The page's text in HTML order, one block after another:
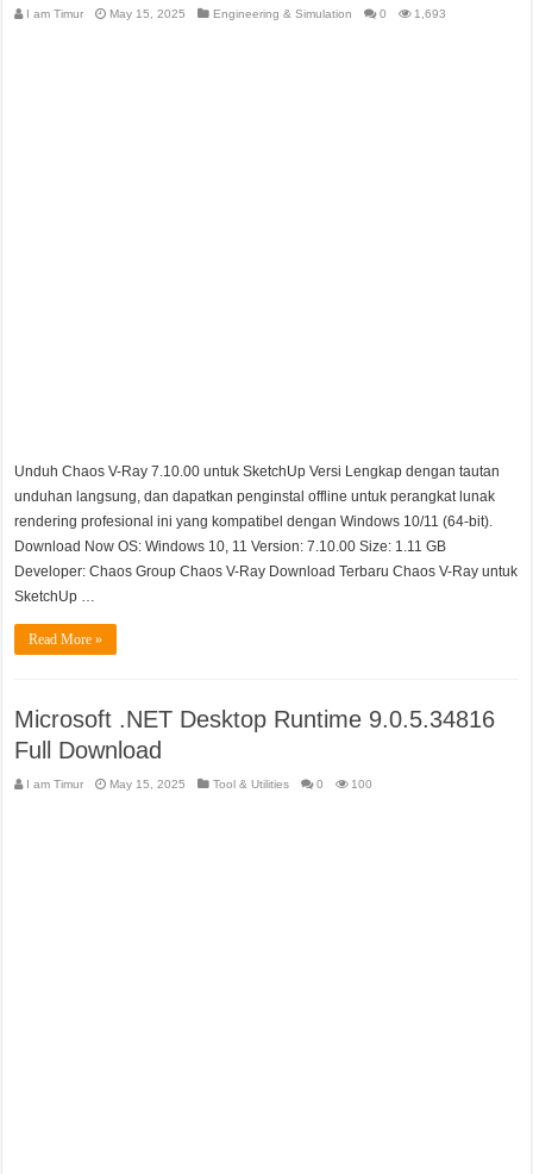
I am Timur May 15, 2025 Engineering & Simulation 0 1,693
Unduh Chaos V-Ray 7.10.00 untuk SketchUp Versi Lengkap dengan tautan
unduhan langsung, dan dapatkan penginstal offline untuk perangkat lunak
rendering profesional ini yang kompatibel dengan Windows 10/11 (64-bit).
Download Now OS: Windows 10, 11 Version: 7.10.00 Size: 1.11 GB
Developer: Chaos Group Chaos V-Ray Download Terbaru Chaos V-Ray untuk
SketchUp …
Read More »
Microsoft .NET Desktop Runtime 9.0.5.34816
Full Download
I am Timur May 15, 2025 Tool & Utilities 0 100